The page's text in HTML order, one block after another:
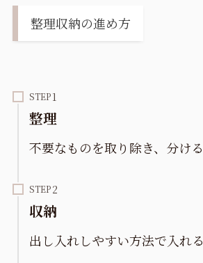
整理収納の進め方
STEP
整理
不要なものを取り除き、分ける
STEP
収納
出し入れしやすい方法で入れる